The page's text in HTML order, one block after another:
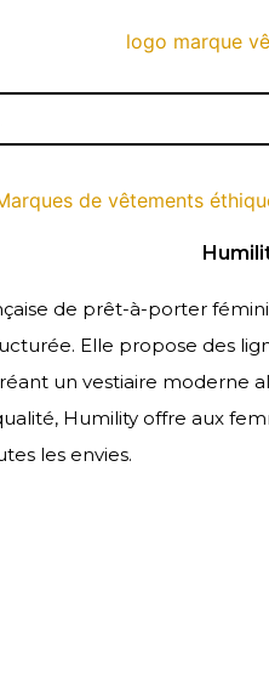
de vêtements
de prêt-à-porter
Elle propose des
un vestiaire moderne
Humility offre aux
les envies.